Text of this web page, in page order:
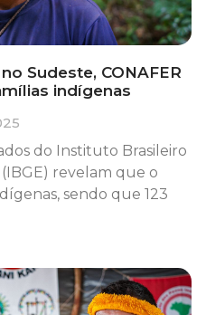
Sudeste, CONAFER
indígenas
do Instituto Brasileiro
revelam que o
sendo que 123